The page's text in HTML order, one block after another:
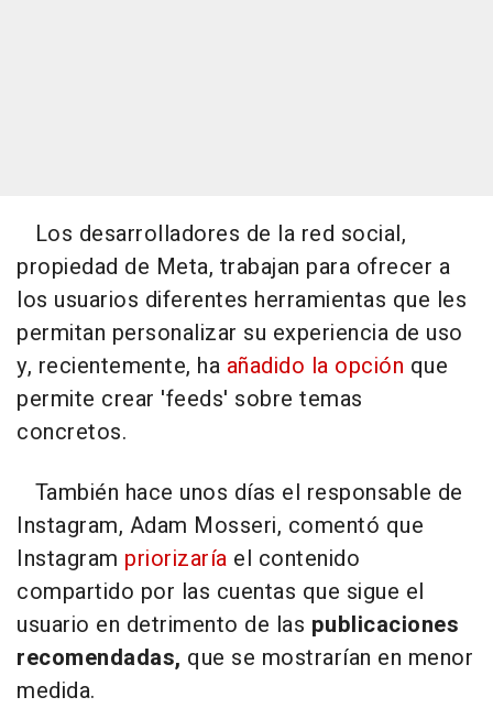
Los desarrolladores de la red social,
propiedad de Meta, trabajan para ofrecer a
los usuarios diferentes herramientas que les
permitan personalizar su experiencia de uso
y, recientemente, ha añadido la opción que
permite crear 'feeds' sobre temas
concretos.
También hace unos días el responsable de
Instagram, Adam Mosseri, comentó que
Instagram priorizaría el contenido
compartido por las cuentas que sigue el
usuario en detrimento de las publicaciones
recomendadas, que se mostrarían en menor
medida.